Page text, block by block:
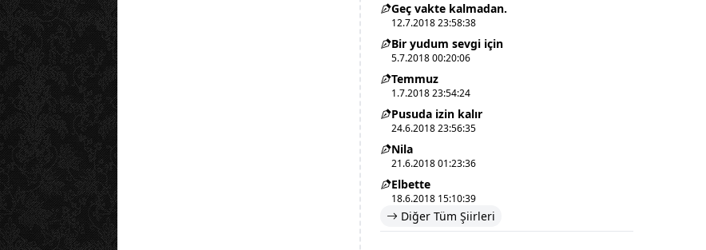
Geç vakte kalmadan.
12.7.2018 23:58:38
Bir yudum sevgi için
5.7.2018 00:20:06
Temmuz
1.7.2018 23:54:24
Pusuda izin kalır
24.6.2018 23:56:35
Nila
21.6.2018 01:23:36
Elbette
18.6.2018 15:10:39
Diğer Tüm Şiirleri